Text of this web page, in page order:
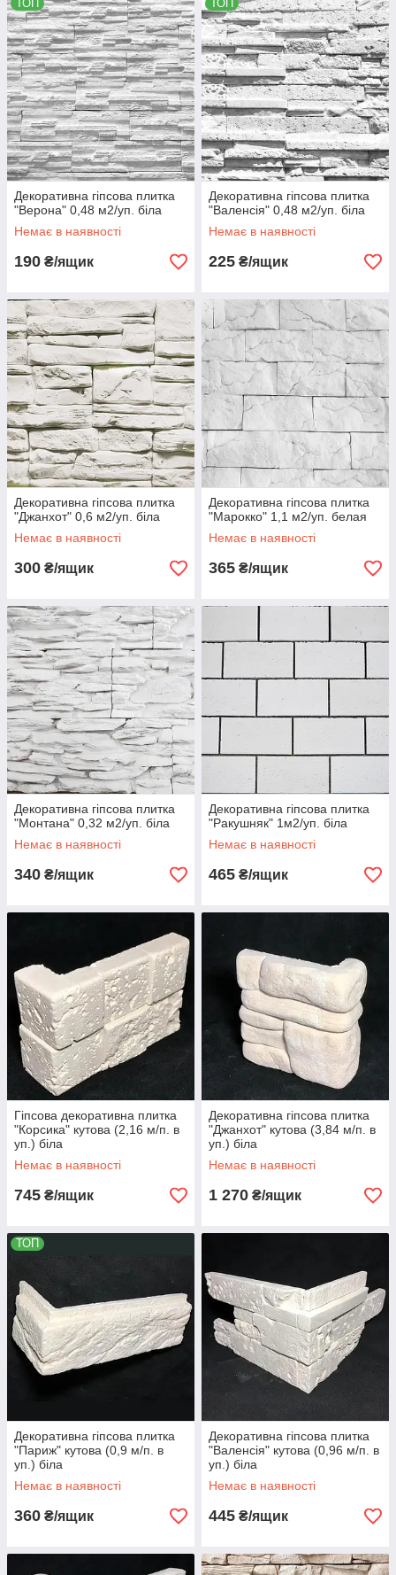
ТОП
Декоративна гіпсова плитка
"Верона" 0,48 м2/уп. біла
Немає в наявності
190 ₴/ящик
ТОП
Декоративна гіпсова плитка
"Валенсія" 0,48 м2/уп. біла
Немає в наявності
225 ₴/ящик
Декоративна гіпсова плитка
"Джанхот" 0,6 м2/уп. біла
Немає в наявності
300 ₴/ящик
Декоративна гіпсова плитка
"Марокко" 1,1 м2/уп. белая
Немає в наявності
365 ₴/ящик
Декоративна гіпсова плитка
"Монтана" 0,32 м2/уп. біла
Немає в наявності
340 ₴/ящик
Декоративна гіпсова плитка
"Ракушняк" 1м2/уп. біла
Немає в наявності
465 ₴/ящик
Гіпсова декоративна плитка
"Корсика" кутова (2,16 м/п. в
уп.) біла
Немає в наявності
745 ₴/ящик
Декоративна гіпсова плитка
"Джанхот" кутова (3,84 м/п. в
уп.) біла
Немає в наявності
1 270 ₴/ящик
ТОП
Декоративна гіпсова плитка
"Париж" кутова (0,9 м/п. в
уп.) біла
Немає в наявності
360 ₴/ящик
Декоративна гіпсова плитка
"Валенсія" кутова (0,96 м/п. в
уп.) біла
Немає в наявності
445 ₴/ящик